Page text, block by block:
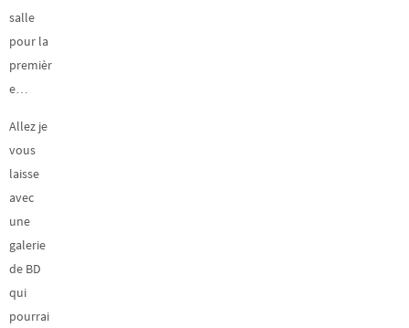
salle
pour la
premièr
e…
Allez je
vous
laisse
avec
une
galerie
de BD
qui
pourrai